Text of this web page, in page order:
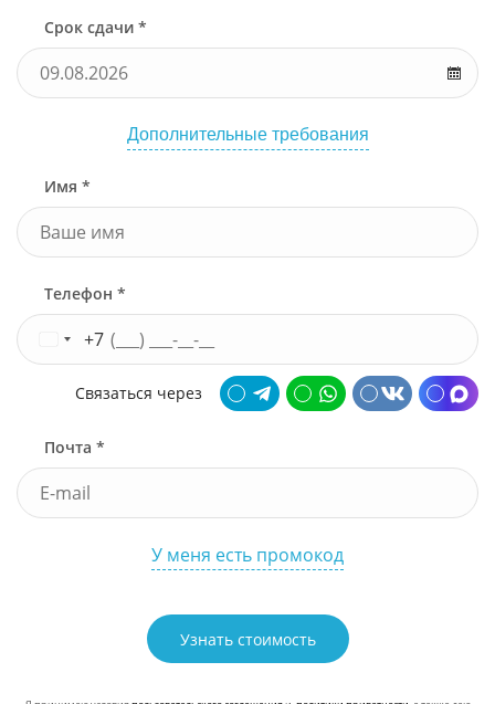
Срок сдачи *
Дополнительные требования
Имя *
Телефон *
+7
Связаться через
Почта *
У меня есть промокод
Узнать стоимость